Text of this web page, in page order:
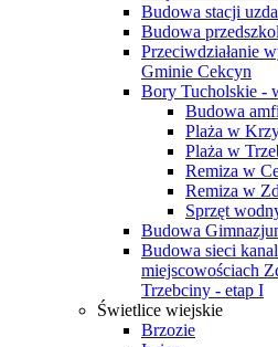
Budowa stacji
Budowa
Przeciwdziałanie
Gminie Cekcyn
Bory Tucholskie -
Budowa
Plaża w
Plaża w
Remiza w
Remiza w
Sprzęt
Budowa
Budowa sieci
miejscowościach
Trzebciny - etap I
Świetlice wiejskie
Brzozie